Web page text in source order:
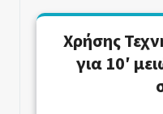
Χρήσης
για 10′